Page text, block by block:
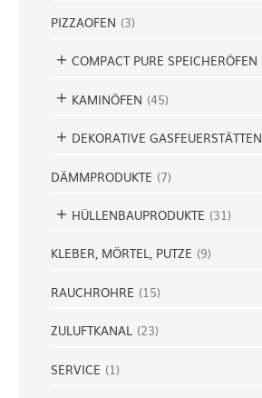
PIZZAOFEN (3)
COMPACT PURE SPEICHERÖFEN
KAMINÖFEN (45)
DEKORATIVE GASFEUERSTÄTTEN
DÄMMPRODUKTE (7)
HÜLLENBAUPRODUKTE (31)
KLEBER, MÖRTEL, PUTZE (9)
RAUCHROHRE (15)
ZULUFTKANAL (23)
SERVICE (1)